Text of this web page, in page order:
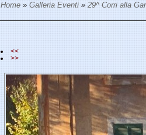
Home » Galleria Eventi » 29^ Corri alla
<<
>>